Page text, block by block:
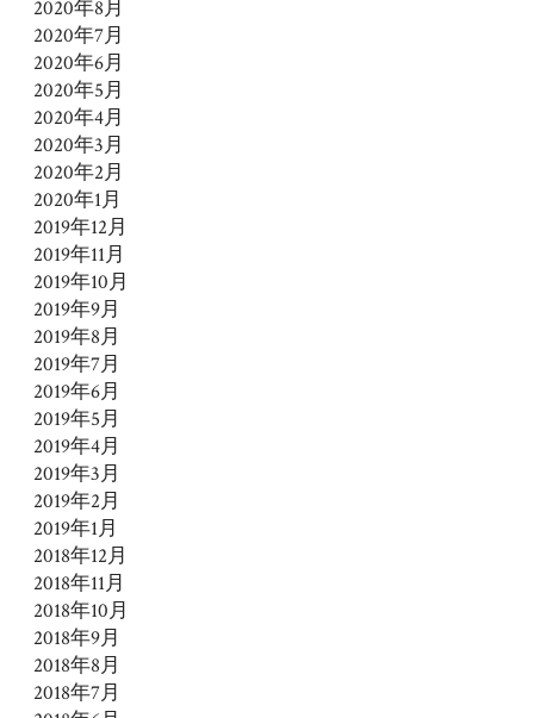
2020年8月
2020年7月
2020年6月
2020年5月
2020年4月
2020年3月
2020年2月
2020年1月
2019年12月
2019年11月
2019年10月
2019年9月
2019年8月
2019年7月
2019年6月
2019年5月
2019年4月
2019年3月
2019年2月
2019年1月
2018年12月
2018年11月
2018年10月
2018年9月
2018年8月
2018年7月